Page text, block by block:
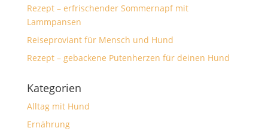
Rezept – erfrischender Sommernapf mit
Lammpansen
Reiseproviant für Mensch und Hund
Rezept – gebackene Putenherzen für deinen Hund
Kategorien
Alltag mit Hund
Ernährung